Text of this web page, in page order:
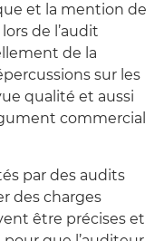
et la mention de
de l’audit
de la
sur les
qualité et aussi
commercial
par des audits
des charges
être précises et